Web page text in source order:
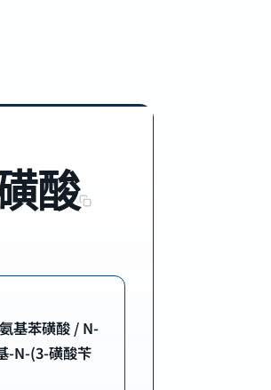
酸
基苯磺酸 / N-
-N-(3-磺酸苄